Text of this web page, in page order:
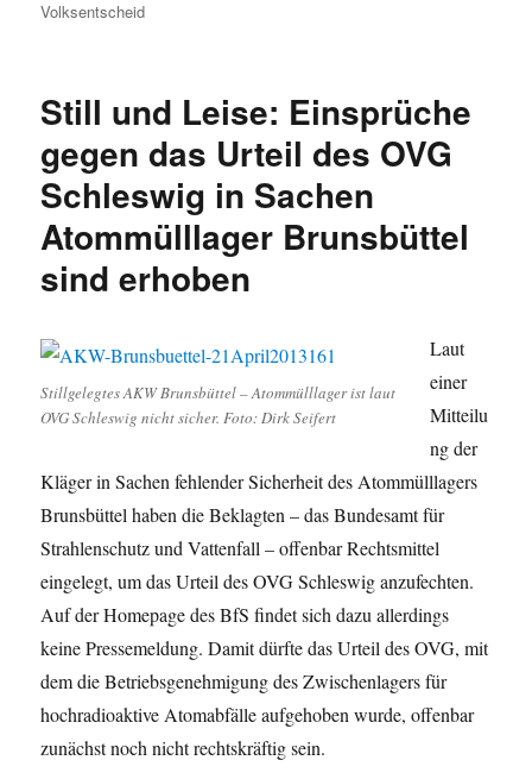
Volksentscheid
Still und Leise: Einsprüche
gegen das Urteil des OVG
Schleswig in Sachen
Atommülllager Brunsbüttel
sind erhoben
Stillgelegtes AKW Brunsbüttel – Atommülllager ist laut
OVG Schleswig nicht sicher. Foto: Dirk Seifert
Laut
einer
Mitteilu
ng der
Kläger in Sachen fehlender Sicherheit des Atommülllagers
Brunsbüttel haben die Beklagten – das Bundesamt für
Strahlenschutz und Vattenfall – offenbar Rechtsmittel
eingelegt, um das Urteil des OVG Schleswig anzufechten.
Auf der Homepage des BfS findet sich dazu allerdings
keine Pressemeldung. Damit dürfte das Urteil des OVG, mit
dem die Betriebsgenehmigung des Zwischenlagers für
hochradioaktive Atomabfälle aufgehoben wurde, offenbar
zunächst noch nicht rechtskräftig sein.